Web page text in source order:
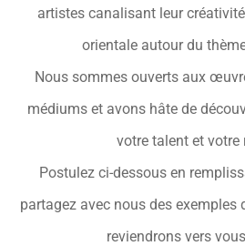
artistes canalisant leur
orientale autour du
Nous sommes ouverts aux
médiums et avons hâte de
votre talent et votre
Postulez ci-dessous en
partagez avec nous des exemples
reviendrons vers